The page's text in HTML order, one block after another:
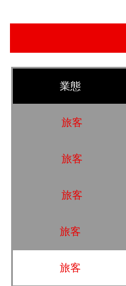
業態
旅客
旅客
旅客
旅客
旅客